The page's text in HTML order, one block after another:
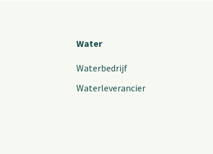
Water
Waterbedrijf
Waterleverancier